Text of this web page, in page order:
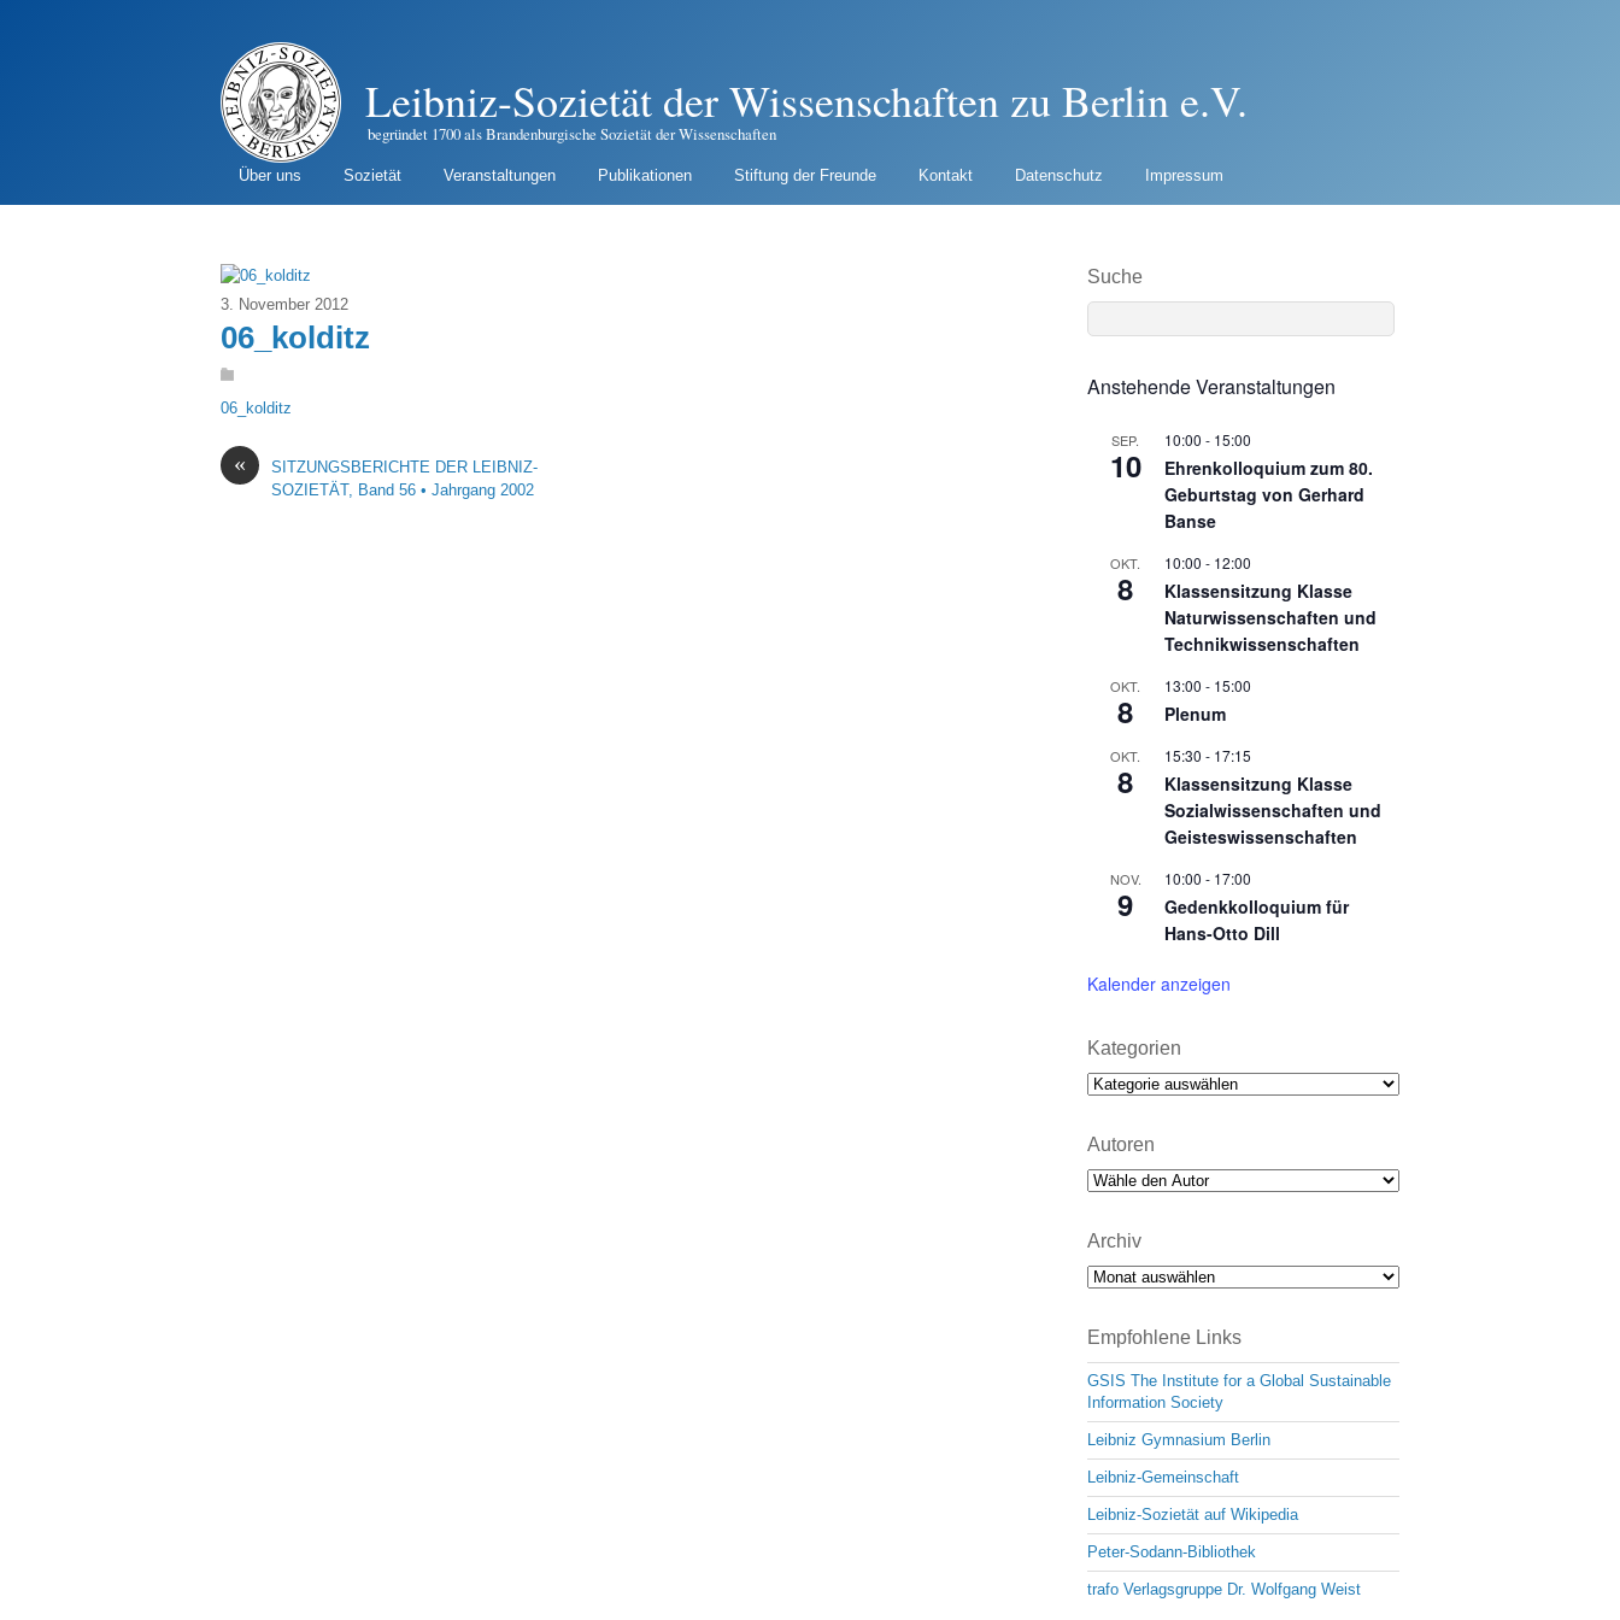
Leibniz-Sozietät der Wissenschaften zu Berlin e.V.
begründet 1700 als Brandenburgische Sozietät der Wissenschaften
Über uns Sozietät Veranstaltungen Publikationen Stiftung der Freunde Kontakt Datenschutz Impressum
3. November 2012
06_kolditz
06_kolditz
«
SITZUNGSBERICHTE DER LEIBNIZ-
SOZIETÄT, Band 56 • Jahrgang 2002
Suche
Anstehende Veranstaltungen
SEP.
10
10:00 - 15:00
Ehrenkolloquium zum 80.
Geburtstag von Gerhard
Banse
OKT.
8
10:00 - 12:00
Klassensitzung Klasse
Naturwissenschaften und
Technikwissenschaften
OKT.
8
13:00 - 15:00
Plenum
OKT.
8
15:30 - 17:15
Klassensitzung Klasse
Sozialwissenschaften und
Geisteswissenschaften
NOV.
9
10:00 - 17:00
Gedenkkolloquium für
Hans-Otto Dill
Kalender anzeigen
Kategorien
Kategorien
Autoren
Archiv
Archiv
Empfohlene Links
GSIS The Institute for a Global Sustainable
Information Society
Leibniz Gymnasium Berlin
Leibniz-Gemeinschaft
Leibniz-Sozietät auf Wikipedia
Peter-Sodann-Bibliothek
trafo Verlagsgruppe Dr. Wolfgang Weist